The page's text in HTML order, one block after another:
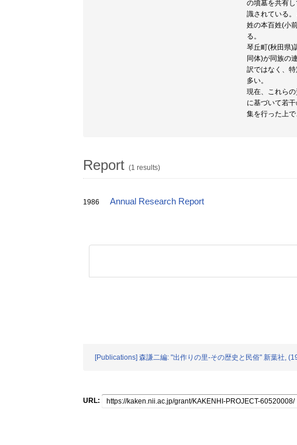
の墳墓を共有
識されている
姓の本百姓(小
る。
琴丘町(秋田県)
同体)が同族の
訳ではなく、
多い。
現在、これら
に基づいて若
集を行った上で
Report (1 results)
1986 Annual Research Report
[Publications] 森謙二編: "出作りの里-その歴史と民俗" 新葉社,
URL: